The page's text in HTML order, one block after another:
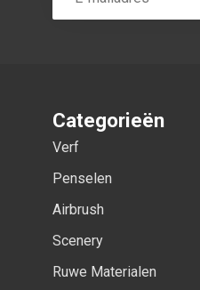
Categorieën
Verf
Penselen
Airbrush
Scenery
Ruwe Materialen